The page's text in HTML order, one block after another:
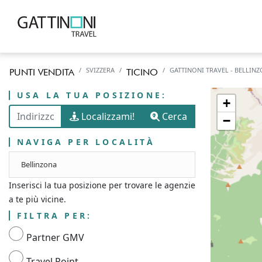
PUNTI VENDITA SVIZZERA TICINO GATTINONI TRAVEL -
USA LA TUA POSIZIONE:
Localizzami! Cerca
NAVIGA PER LOCALITÀ
Bellinzona
Inserisci la tua posizione per trovare le agenzie
a te più vicine.
FILTRA PER:
Partner GMV
+
−